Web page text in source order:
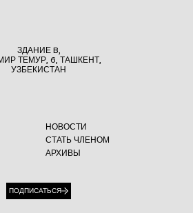
ЗДАНИЕ B,
ТЕМУР, 6, ТАШКЕНТ,
УЗБЕКИСТАН
НОВОСТИ
СТАТЬ ЧЛЕНОМ
АРХИВЫ
ПОДПИСАТЬСЯ